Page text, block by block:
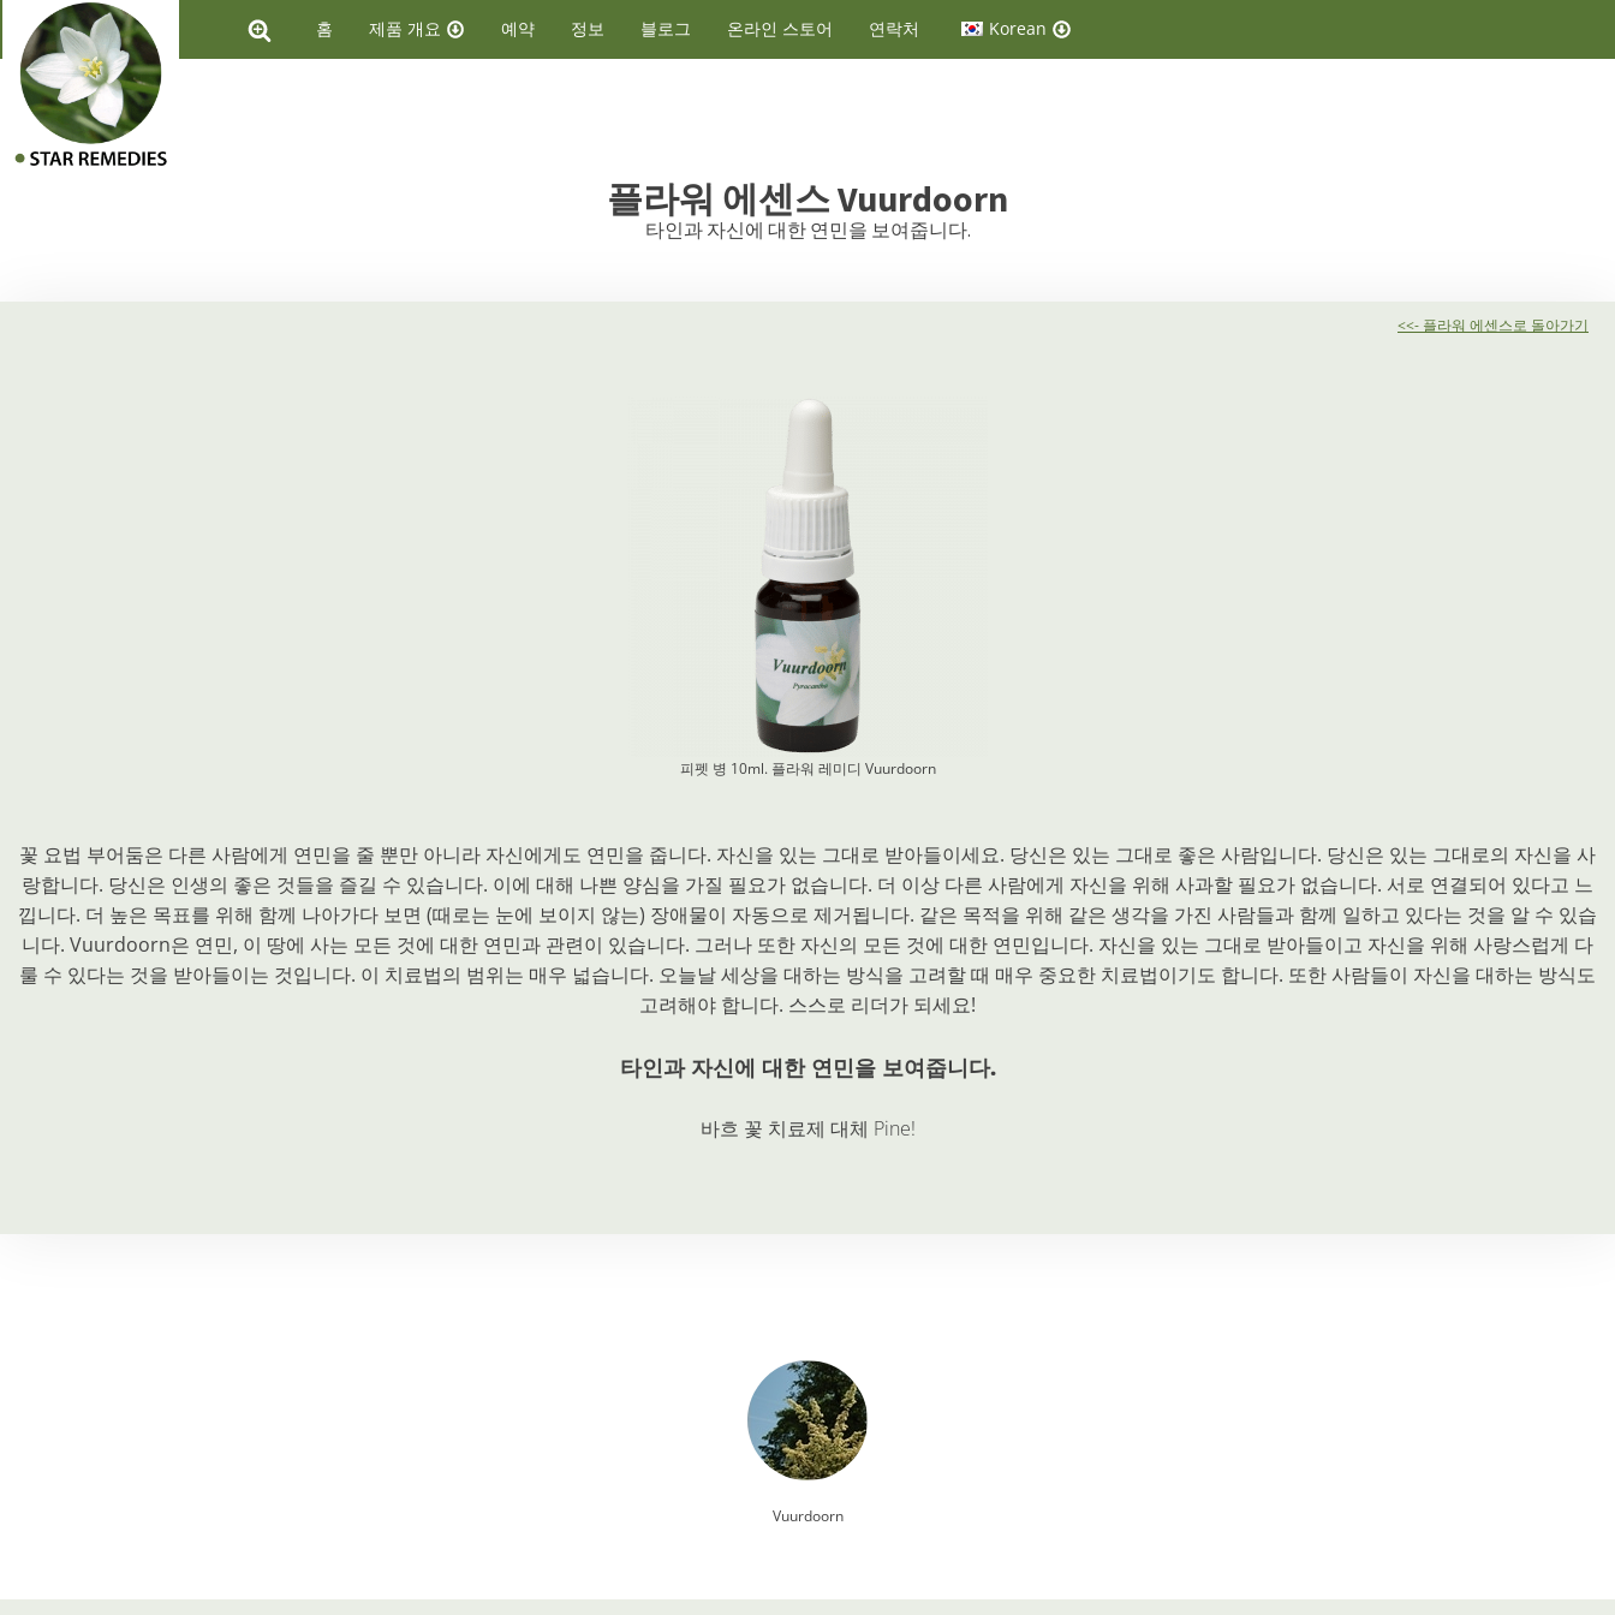
홈 제품 개요 예약 정보 블로그 온라인 스토어 연락처 Korean
플라워 에센스Vuurdoorn
타인과 자신에 대한 연민을 보여줍니다.
<<- 플라워 에센스로 돌아가기
피펫 병 10ml. 플라워 레미디 Vuurdoorn
꽃 요법 부어둠은 다른 사람에게 연민을 줄 뿐만 아니라 자신에게도 연민을 줍니다. 자신을 있는 그대로 받아들이세요. 당신은 있는 그대로 좋은 사람입니다. 당신은 있는 그대로의 자신을 사
랑합니다. 당신은 인생의 좋은 것들을 즐길 수 있습니다. 이에 대해 나쁜 양심을 가질 필요가 없습니다. 더 이상 다른 사람에게 자신을 위해 사과할 필요가 없습니다. 서로 연결되어 있다고 느
낍니다. 더 높은 목표를 위해 함께 나아가다 보면 (때로는 눈에 보이지 않는) 장애물이 자동으로 제거됩니다. 같은 목적을 위해 같은 생각을 가진 사람들과 함께 일하고 있다는 것을 알 수 있습
니다. Vuurdoorn은 연민, 이 땅에 사는 모든 것에 대한 연민과 관련이 있습니다. 그러나 또한 자신의 모든 것에 대한 연민입니다. 자신을 있는 그대로 받아들이고 자신을 위해 사랑스럽게 다
룰 수 있다는 것을 받아들이는 것입니다. 이 치료법의 범위는 매우 넓습니다. 오늘날 세상을 대하는 방식을 고려할 때 매우 중요한 치료법이기도 합니다. 또한 사람들이 자신을 대하는 방식도
고려해야 합니다. 스스로 리더가 되세요!
타인과 자신에 대한 연민을 보여줍니다.
바흐 꽃 치료제 대체 Pine!
Vuurdoorn